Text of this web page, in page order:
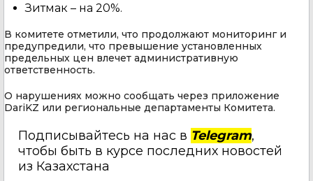
Зитмак – на 20%.
В комитете отметили, что продолжают мониторинг и
предупредили, что превышение установленных
предельных цен влечет административную
ответственность.
О нарушениях можно сообщать через приложение
DariKZ или региональные департаменты Комитета.
Подписывайтесь на нас в Telegram,
чтобы быть в курсе последних новостей
из Казахстана